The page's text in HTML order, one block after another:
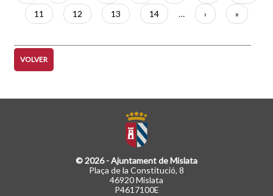
página
anterior
actual
Página
11 Página
12 Página
13 Página
14 …
Siguiente
página
›
Última
página
»
VOLVER
© 2026 - Ajuntament de Mislata
Plaça de la Constitució, 8
46920 Mislata
P4617100E